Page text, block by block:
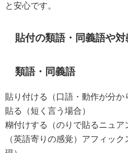
と安心です。
貼付の類語・同義語や対
類語・同義語
貼り付ける（口語・動作が分か
貼る（短く言う場合）
糊付けする（のりで貼るニュア
（英語寄りの感覚）アフィッ